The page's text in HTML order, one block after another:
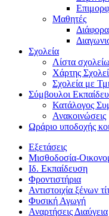
Μαθητές
Διάφορα
Σχολεία
Λίστα
Χάρτης
Σχολεία με
Σύμβουλοι
Κατάλογος
Ανακοινώσεις
Ωράριο υποδοχής
Εξετάσεις
Μισθοδοσία-
Ιδ. Εκπαίδευση
Φροντιστήρια
Αντιστοιχία ξένων
Φυσική Αγωγή
Αναρτήσεις Διαύγεια